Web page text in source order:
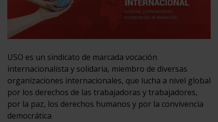
USO es un sindicato de marcada vocación
internacionalista y solidaria, miembro de diversas
organizaciones internacionales, que lucha a nivel global
por los derechos de las trabajadoras y trabajadores,
por la paz, los derechos humanos y por la convivencia
democrática